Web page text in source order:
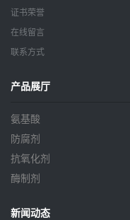
证书荣誉
在线留言
联系方式
产品展厅
氨基酸
防腐剂
抗氧化剂
酶制剂
新闻动态